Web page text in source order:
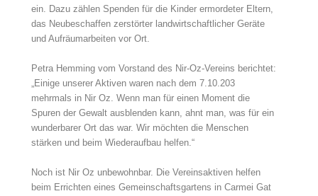
ein. Dazu zählen Spenden für die Kinder ermordeter Eltern,
das Neubeschaffen zerstörter landwirtschaftlicher Geräte
und Aufräumarbeiten vor Ort.
Petra Hemming vom Vorstand des Nir-Oz-Vereins berichtet:
„Einige unserer Aktiven waren nach dem 7.10.203
mehrmals in Nir Oz. Wenn man für einen Moment die
Spuren der Gewalt ausblenden kann, ahnt man, was für ein
wunderbarer Ort das war. Wir möchten die Menschen
stärken und beim Wiederaufbau helfen.“
Noch ist Nir Oz unbewohnbar. Die Vereinsaktiven helfen
beim Errichten eines Gemeinschaftsgartens in Carmei Gat